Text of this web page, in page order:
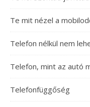
Te mit nézel a
Telefon nélkül nem
Telefon, mint az autó
Telefonfüggőség